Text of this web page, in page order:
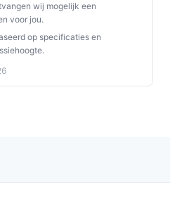
specs:
en welke connector bij
wij mogelijk een
voor jou.
op specificaties en